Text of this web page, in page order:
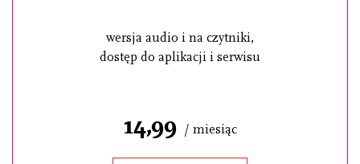
wersja audio i na czytniki,
dostęp do aplikacji i serwisu
14,99 / miesiąc